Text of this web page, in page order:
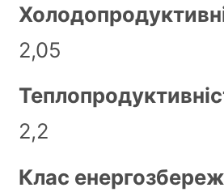
2,05
2,2
Клас